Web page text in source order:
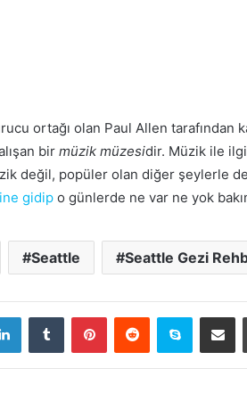
ortağı olan Paul Allen
bir müzik müzesidir. Müzik ile
değil, popüler olan diğer şeylerle
gidip o günlerde ne var ne yok
Seattle Seattle Gezi
LinkedInTumblr PinterestReddit Skype E-